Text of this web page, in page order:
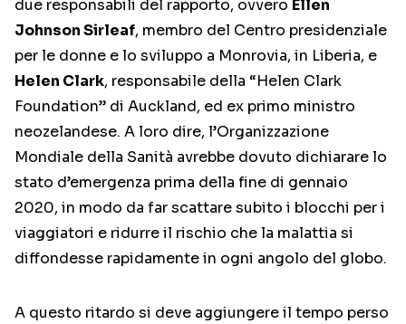
due responsabili del rapporto, ovvero Ellen
Johnson Sirleaf, membro del Centro presidenziale
per le donne e lo sviluppo a Monrovia, in Liberia, e
Helen Clark, responsabile della “Helen Clark
Foundation” di Auckland, ed ex primo ministro
neozelandese. A loro dire, l’Organizzazione
Mondiale della Sanità avrebbe dovuto dichiarare lo
stato d’emergenza prima della fine di gennaio
2020, in modo da far scattare subito i blocchi per i
viaggiatori e ridurre il rischio che la malattia si
diffondesse rapidamente in ogni angolo del globo.
A questo ritardo si deve aggiungere il tempo perso